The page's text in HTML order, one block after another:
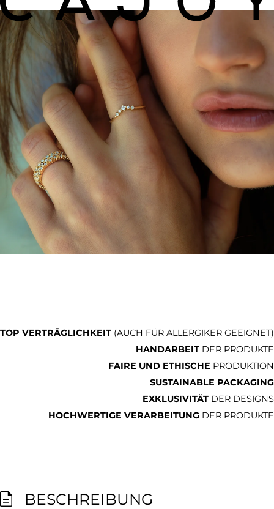
TOP VERTRÄGLICHKEIT (AUCH FÜR ALLERGIKER GEEIGNET)
HANDARBEIT DER PRODUKTE
FAIRE UND ETHISCHE PRODUKTION
SUSTAINABLE PACKAGING
EXKLUSIVITÄT DER DESIGNS
HOCHWERTIGE VERARBEITUNG DER PRODUKTE
BESCHREIBUNG